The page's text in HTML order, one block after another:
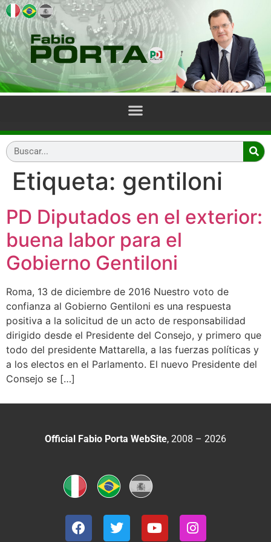
Etiqueta: gentiloni
PD Diputados en el exterior:
buena labor para el
Gobierno Gentiloni
Roma, 13 de diciembre de 2016 Nuestro voto de
confianza al Gobierno Gentiloni es una respuesta
positiva a la solicitud de un acto de responsabilidad
dirigido desde el Presidente del Consejo, y primero que
todo del presidente Mattarella, a las fuerzas políticas y
a los electos en el Parlamento. El nuevo Presidente del
Consejo se […]
Official Fabio Porta WebSite, 2008 – 2026